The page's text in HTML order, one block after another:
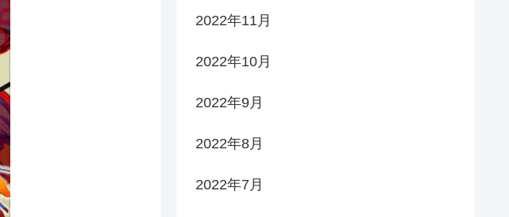
2022年11月
2022年10月
2022年9月
2022年8月
2022年7月